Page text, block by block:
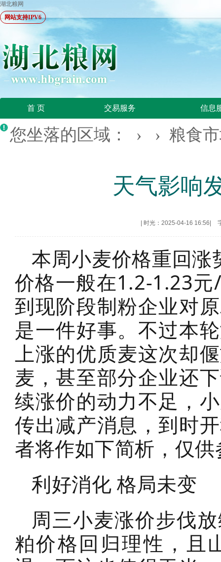
湖北粮网
网站支持IPV6
首 页 交易服务 信息
您坐落的区域： › › 粮食
天气影响
时光：2025-04-16 16:56
本周小麦价格重回
价格一般在1.2-1.23
到现阶段制粉企业对
是一件好事。不过本
上涨的优质麦这次却
麦，甚至部分企业还
续涨价的动力不足，
传出减产消息，到时
者将作如下简析，仅
利好消化 格局未变
周三小麦涨价步伐
粕价格回归理性，且